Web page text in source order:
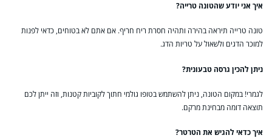
איך אני יודע שהטונה טרייה?
טונה טרייה תיראה בהירה ותהיה חסרת ריח חריף. אם אתם לא בטוחים, כדאי לפנות
למוכר הדגים ולשאול על טריות הדג.
ניתן להכין גרסה טבעונית?
לגמרי! במקום הטונה, ניתן להשתמש בטופו גולמי חתוך לקוביות קטנות, וזה ייתן לכם
תוצאה דומה מבחינת מרקם.
איך כדאי להגיש את הטרטר?